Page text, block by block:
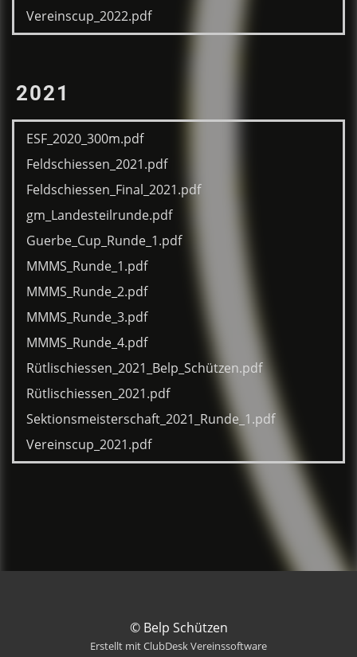
Vereinscup_2022.pdf
2021
ESF_2020_300m.pdf
Feldschiessen_2021.pdf
Feldschiessen_Final_2021.pdf
gm_Landesteilrunde.pdf
Guerbe_Cup_Runde_1.pdf
MMMS_Runde_1.pdf
MMMS_Runde_2.pdf
MMMS_Runde_3.pdf
MMMS_Runde_4.pdf
Rütlischiessen_2021_Belp_Schützen.pdf
Rütlischiessen_2021.pdf
Sektionsmeisterschaft_2021_Runde_1.pdf
Vereinscup_2021.pdf
© Belp Schützen
Erstellt mit ClubDesk Vereinssoftware